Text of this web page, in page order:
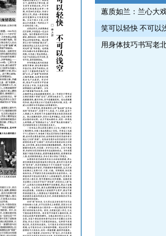
蕙质如兰：兰心大
笑可以轻快 不可以
用身体技巧书写老